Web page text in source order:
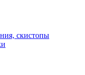
скистопы